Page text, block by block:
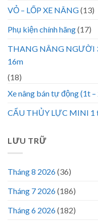
VỎ – LỐP XE NÂNG(13)
Phụ kiện chính hãng(17)
THANG NÂNG NGƯỜI
16m
(18)
Xe nâng bán tự động (1t –
CẨU THỦY LỰC MINI 1
LƯU TRỮ
Tháng 8 2026(36)
Tháng 7 2026(186)
Tháng 6 2026(182)